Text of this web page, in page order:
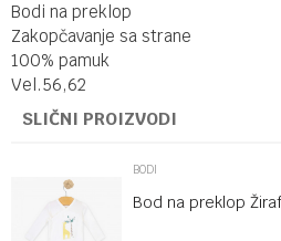
Bodi na preklop
Zakopčavanje sa strane
100% pamuk
Vel.56,62
SLIČNI PROIZVODI
BODI
Bod na preklop